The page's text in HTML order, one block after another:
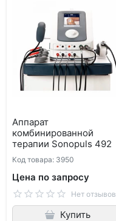
Аппарат
комбинированной
терапии Sonopuls 492
Код товара: 3950
Цена по запросу
Нет отзывов
Купить